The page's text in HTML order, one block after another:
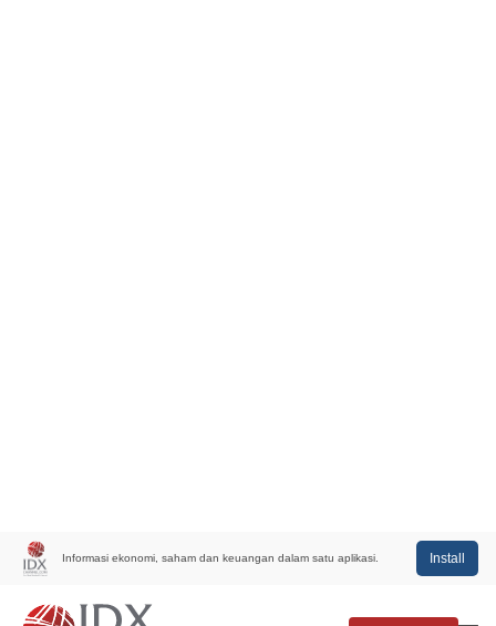
Informasi ekonomi, saham dan keuangan dalam satu aplikasi. Install